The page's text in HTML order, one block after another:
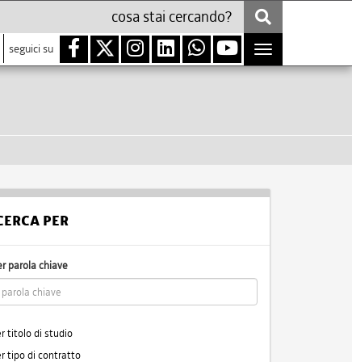
seguici su
Toggle
navigation
PER
parola chiave
titolo di studio
tipo di contratto